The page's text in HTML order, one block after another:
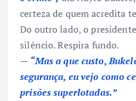
certeza de quem acredita
Do outro lado, o
silêncio. Respira fundo.
— “Mas a que custo,
segurança, eu vejo como
prisões superlotadas.”